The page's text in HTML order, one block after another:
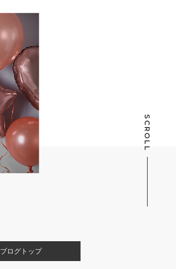
SCROLL
ブログトップ